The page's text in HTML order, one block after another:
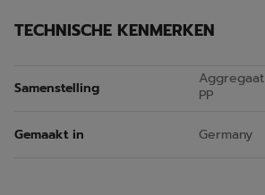
TECHNISCHE KENMERKEN
Samenstelling
Aggregaat
PP
Gemaakt in Germany